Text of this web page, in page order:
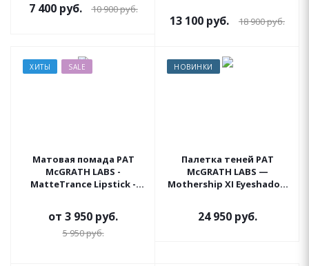
7 400руб. 10 900руб.
13 100 руб. 18 900руб.
ХИТЫ SALE
Матовая помада PAT
McGRATH LABS -
MatteTrance Lipstick -
от 3 950 руб.
5 950 руб.
НОВИНКИ
Палетка теней PAT
McGRATH LABS —
Mothership XI Eyeshadow
24 950руб.